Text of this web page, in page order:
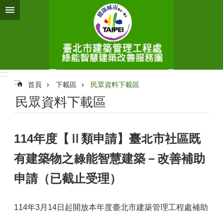
跳到主要內容區塊
:::
:::
首頁 下載區 民眾資料下載區
民眾資料下載區
114年度【Ⅱ類申請】臺北市社區既
有建築物之綠能智慧建築－改善補助
申請（已截止受理）
114年3月14日起開放本年度臺北市建築管理工程處補助